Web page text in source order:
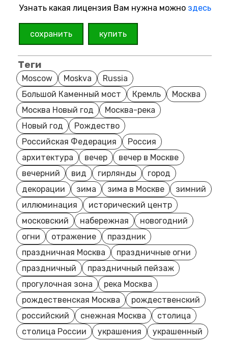
Узнать какая лицензия Вам нужна можно здесь
сохранить купить
Теги
Moscow Moskva
Russia
Большой Каменный мост
Кремль
Москва
Москва Новый год
Москва-река
Новый год
Рождество
Российская Федерация
Россия
архитектура
вечер
вечер в Москве
вечерний
вид гирлянды
город
декорации
зима зима в Москве
зимний
иллюминация
исторический центр
московский
набережная
новогодний
огни
отражение
праздник
праздничная Москва
праздничные огни
праздничный
праздничный пейзаж
прогулочная зона
река Москва
рождественская Москва
рождественский
российский
снежная Москва
столица
столица России
украшения украшенный